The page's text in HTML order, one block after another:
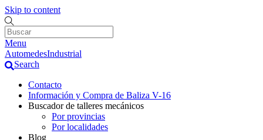
Skip to content
Menu
AutomedesIndustrial
Search
Contacto
Información y Compra de Baliza V-16
Buscador de talleres mecánicos
Por provincias
Por localidades
Blog